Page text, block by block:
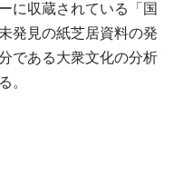
に収蔵されている「国
発見の紙芝居資料の発
である大衆文化の分析
。